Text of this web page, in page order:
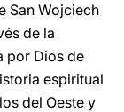
San Wojciech
de la
por Dios de
espiritual
del Oeste y